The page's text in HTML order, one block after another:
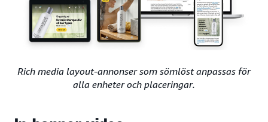
Rich media layout-annonser som sömlöst anpassas för
alla enheter och placeringar.